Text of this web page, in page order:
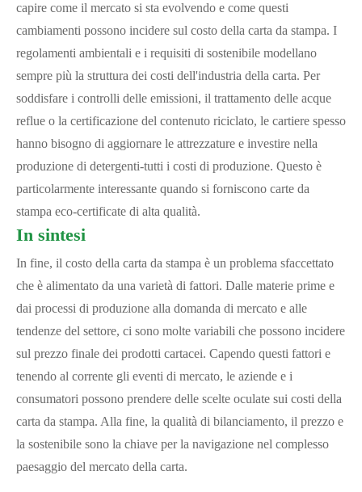
capire come il mercato si sta evolvendo e come questi
cambiamenti possono incidere sul costo della carta da stampa. I
regolamenti ambientali e i requisiti di sostenibile modellano
sempre più la struttura dei costi dell'industria della carta. Per
soddisfare i controlli delle emissioni, il trattamento delle acque
reflue o la certificazione del contenuto riciclato, le cartiere spesso
hanno bisogno di aggiornare le attrezzature e investire nella
produzione di detergenti-tutti i costi di produzione. Questo è
particolarmente interessante quando si forniscono carte da
stampa eco-certificate di alta qualità.
In sintesi
In fine, il costo della carta da stampa è un problema sfaccettato
che è alimentato da una varietà di fattori. Dalle materie prime e
dai processi di produzione alla domanda di mercato e alle
tendenze del settore, ci sono molte variabili che possono incidere
sul prezzo finale dei prodotti cartacei. Capendo questi fattori e
tenendo al corrente gli eventi di mercato, le aziende e i
consumatori possono prendere delle scelte oculate sui costi della
carta da stampa. Alla fine, la qualità di bilanciamento, il prezzo e
la sostenibile sono la chiave per la navigazione nel complesso
paesaggio del mercato della carta.